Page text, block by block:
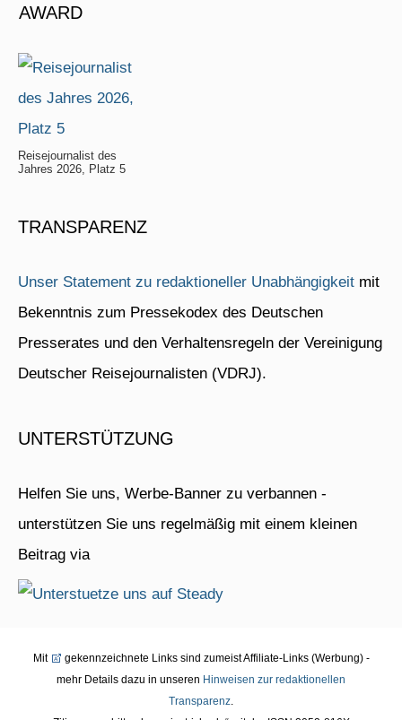
AWARD
Reisejournalist des
Jahres 2026, Platz 5
TRANSPARENZ
Unser Statement zu redaktioneller Unabhängigkeit mit
Bekenntnis zum Pressekodex des Deutschen
Presserates und den Verhaltensregeln der Vereinigung
Deutscher Reisejournalisten (VDRJ).
UNTERSTÜTZUNG
Helfen Sie uns, Werbe-Banner zu verbannen -
unterstützen Sie uns regelmäßig mit einem kleinen
Beitrag via
Mit
gekennzeichnete Links sind zumeist Affiliate-Links (Werbung) -
mehr Details dazu in unseren Hinweisen zur redaktionellen
Transparenz